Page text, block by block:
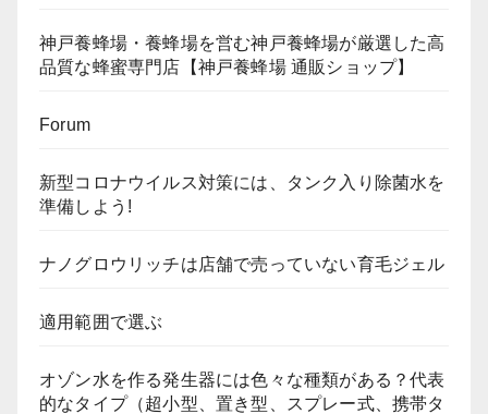
神戸養蜂場・養蜂場を営む神戸養蜂場が厳選した高
品質な蜂蜜専門店【神戸養蜂場 通販ショップ】
Forum
新型コロナウイルス対策には、タンク入り除菌水を
準備しよう!
ナノグロウリッチは店舗で売っていない育毛ジェル
適用範囲で選ぶ
オゾン水を作る発生器には色々な種類がある？代表
的なタイプ（超小型、置き型、スプレー式、携帯タ